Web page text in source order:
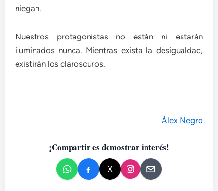
niegan.
Nuestros protagonistas no están ni estarán
iluminados nunca. Mientras exista la desigualdad,
existirán los claroscuros.
Álex Negro
¡Compartir es demostrar interés!